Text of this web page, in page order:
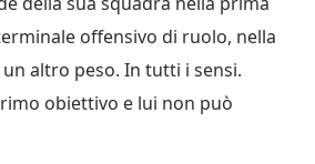
offensivo di ruolo, nella
un altro peso. In tutti i sensi.
obiettivo e lui non può